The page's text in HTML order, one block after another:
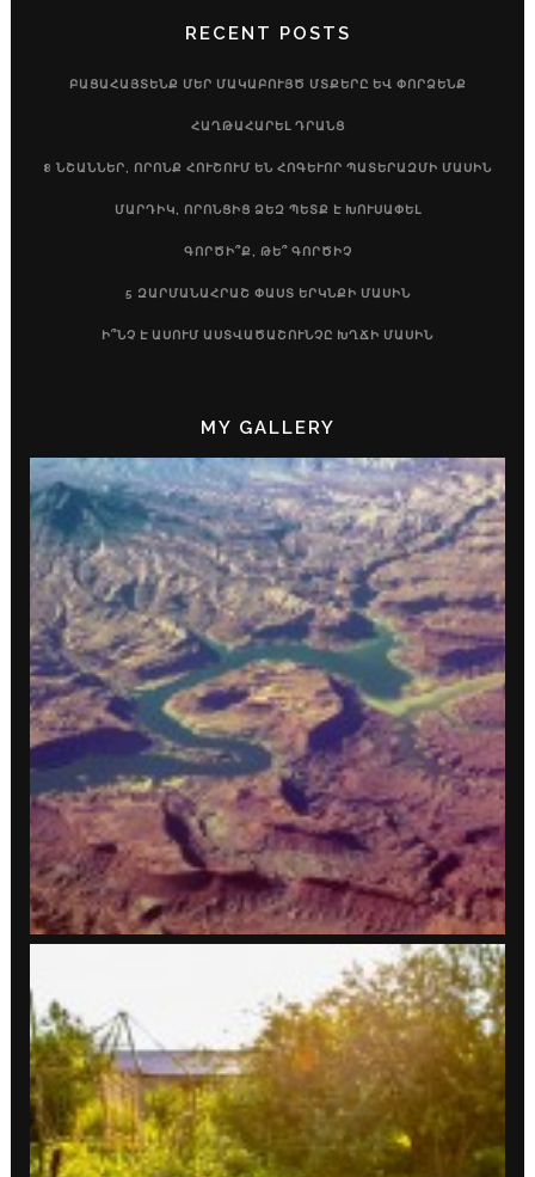
RECENT POSTS
ԲԱՑԱՀԱՅՏԵՆՔ ՄԵՐ ՄԱԿԱԲՈՒՅԾ ՄՏՔԵՐԸ ԵՎ ՓՈՐՁԵՆՔ
ՀԱՂԹԱՀԱՐԵԼ ԴՐԱՆՑ
8 ՆՇԱՆՆԵՐ, ՈՐՈՆՔ ՀՈՒՇՈՒՄ ԵՆ ՀՈԳԵՒՈՐ ՊԱՏԵՐԱԶՄԻ ՄԱՍԻՆ
ՄԱՐԴԻԿ, ՈՐՈՆՑԻՑ ՁԵԶ ՊԵՏՔ Է ԽՈՒՍԱՓԵԼ
ԳՈՐԾԻ՞Ք, ԹԵ՞ ԳՈՐԾԻՉ
5 ԶԱՐՄԱՆԱՀՐԱՇ ՓԱՍՏ ԵՐԿՆՔԻ ՄԱՍԻՆ
Ի՞ՆՉ Է ԱՍՈՒՄ ԱՍՏՎԱԾԱՇՈՒՆՉԸ ԽՂՃԻ ՄԱՍԻՆ
MY GALLERY